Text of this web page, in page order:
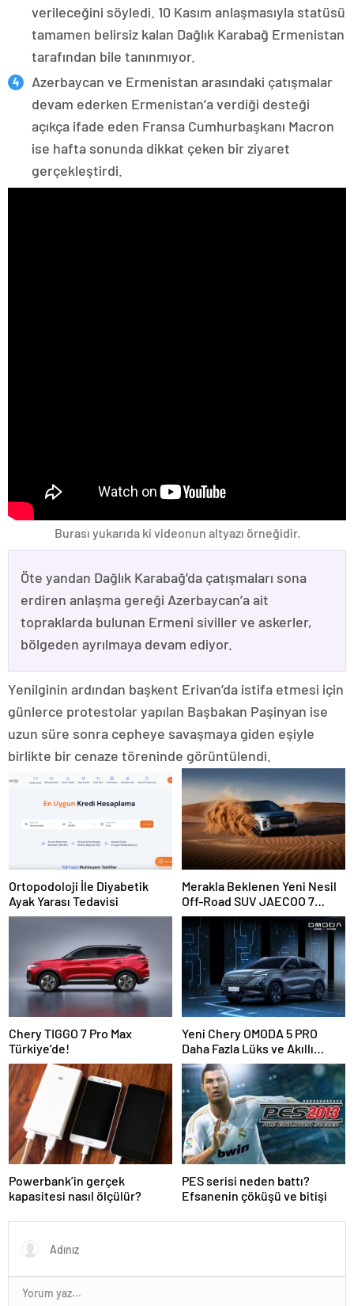
verileceğini söyledi. 10 Kasım anlaşmasıyla statüsü
tamamen belirsiz kalan Dağlık Karabağ Ermenistan
tarafından bile tanınmıyor.
Azerbaycan ve Ermenistan arasındaki çatışmalar
devam ederken Ermenistan’a verdiği desteği
açıkça ifade eden Fransa Cumhurbaşkanı Macron
ise hafta sonunda dikkat çeken bir ziyaret
gerçekleştirdi.
Burası yukarıda ki videonun altyazı örneğidir.
Öte yandan Dağlık Karabağ’da çatışmaları sona
erdiren anlaşma gereği Azerbaycan’a ait
topraklarda bulunan Ermeni siviller ve askerler,
bölgeden ayrılmaya devam ediyor.
Yenilginin ardından başkent Erivan’da istifa etmesi için
günlerce protestolar yapılan Başbakan Paşinyan ise
uzun süre sonra cepheye savaşmaya giden eşiyle
birlikte bir cenaze töreninde görüntülendi.
Ortopodoloji İle Diyabetik
Ayak Yarası Tedavisi
Merakla Beklenen Yeni Nesil
Off-Road SUV JAECOO 7
Türkiye’de Satışa Sunuluyor!
Chery TIGGO 7 Pro Max
Türkiye’de!
Yeni Chery OMODA 5 PRO
Daha Fazla Lüks ve Akıllı
Teknoloji ile Geldi!
Powerbank’in gerçek
kapasitesi nasıl ölçülür?
PES serisi neden battı?
Efsanenin çöküşü ve bitişi